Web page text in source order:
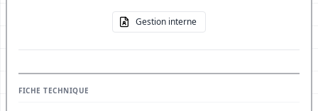
Gestion interne
FICHE TECHNIQUE